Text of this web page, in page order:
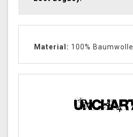
Material: 100% Baumwolle